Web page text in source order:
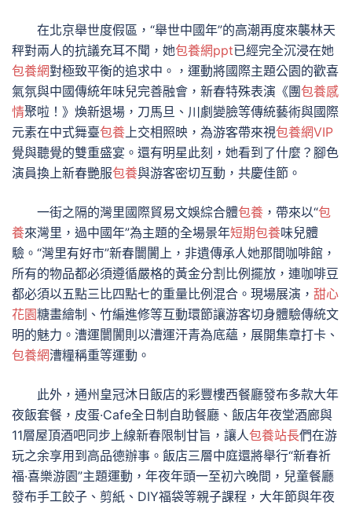
在北京舉世度假區，“舉世中國年”的高潮再度來襲林天
秤對兩人的抗議充耳不聞，她包養網ppt已經完全沉浸在她
包養網對極致平衡的追求中。，運動將國際主題公園的歡喜
氣氛與中國傳統年味兒完善融會，新春特殊表演《團包養感
情聚啦！》煥新退場，刀馬旦、川劇變臉等傳統藝術與國際
元素在中式舞臺包養上交相照映，為游客帶來視包養網VIP
覺與聽覺的雙重盛宴。還有明星此刻，她看到了什麼？腳色
演員換上新春艷服包養與游客密切互動，共慶佳節。
一街之隔的灣里國際貿易文娛綜合體包養 ，帶來以“包
養來灣里，過中國年”為主題的全場景年短期包養味兒體
驗。“灣里有好市”新春闤闠上，非遺傳承人她那間咖啡館，
所有的物品都必須遵循嚴格的黃金分割比例擺放，連咖啡豆
都必須以五點三比四點七的重量比例混合。現場展演， 甜心
花園糖畫繪制、竹編進修等互動環節讓游客切身體驗傳統文
明的魅力。漕運闤闠則以漕運汗青為底蘊，展開集章打卡、
包養網漕糧稱重等運動。
此外，通州皇冠沐日飯店的彩豐樓西餐廳發布多款大年
夜飯套餐，皮蛋·Cafe全日制自助餐廳、飯店年夜堂酒廊與
11層屋頂酒吧同步上線新春限制甘旨，讓人包養站長們在游
玩之余享用到高品德辦事。飯店三層中庭還將舉行“新春祈
福·喜樂游園”主題運動，年夜年頭一至初六晚間，兒童餐廳
發布手工餃子、剪紙、DIY福袋等親子課程，大年節與年夜